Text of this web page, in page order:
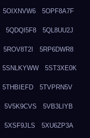
5OIXNVW6 5OPF8A7F
5QDQI5F8 5QL8UU2J
5ROV8T2I 5RP6DWR8
5SNLKYWW 5ST3XE0K
5THBIEFD 5TVPRN5V
5V5K9CVS 5VB3LIYB
5XSF9JLS 5XU6ZP3A